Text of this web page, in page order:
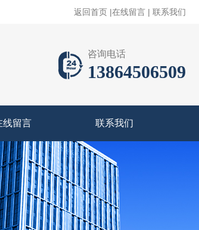
返回首页 |在线留言 | 联系我们
咨询电话
13864506509
线留言 联系我们